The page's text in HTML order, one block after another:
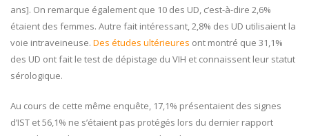
ans]. On remarque également que 10 des UD, c’est-à-dire 2,6%
étaient des femmes. Autre fait intéressant, 2,8% des UD utilisaient la
voie intraveineuse. Des études ultérieures ont montré que 31,1%
des UD ont fait le test de dépistage du VIH et connaissent leur statut
sérologique.
Au cours de cette même enquête, 17,1% présentaient des signes
d’IST et 56,1% ne s’étaient pas protégés lors du dernier rapport